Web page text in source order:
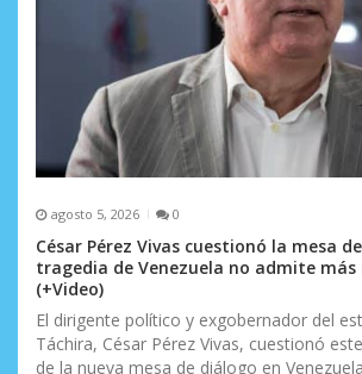
s
agosto 5, 2026 0
César Pérez Vivas cuestionó la mesa
tragedia de Venezuela no admite más
(+Video)
El dirigente político y exgobernador del
Táchira, César Pérez Vivas, cuestionó
de la nueva mesa de diálogo en